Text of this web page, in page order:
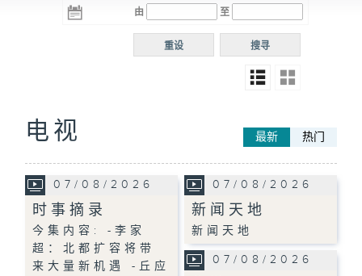
电台 电台
R5
电台
普通
由 至
搜寻
重设
电视 最新 热门
07/08/2026
时事摘录
今集内容: -李家
超：北都扩容将带
来大量新机遇 -丘应
07/08/2026
新闻天地
新闻天地
07/08/2026